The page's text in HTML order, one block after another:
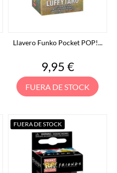
Llavero Funko Pocket POP!...
Precio
9,95 €
FUERA DE STOCK
FUERA DE STOCK